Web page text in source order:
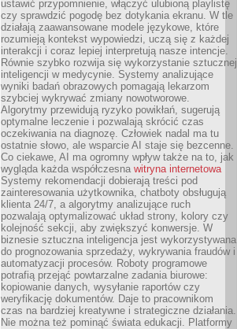
ustawić przypomnienie, włączyć ulubioną playlistę
czy sprawdzić pogodę bez dotykania ekranu. W tle
działają zaawansowane modele językowe, które
rozumieją kontekst wypowiedzi, uczą się z każdej
interakcji i coraz lepiej interpretują nasze intencje.
Równie szybko rozwija się wykorzystanie sztucznej
inteligencji w medycynie. Systemy analizujące
wyniki badań obrazowych pomagają lekarzom
szybciej wykrywać zmiany nowotworowe.
Algorytmy przewidują ryzyko powikłań, sugerują
optymalne leczenie i pozwalają skrócić czas
oczekiwania na diagnozę. Człowiek nadal ma tu
ostatnie słowo, ale wsparcie AI staje się bezcenne.
Co ciekawe, AI ma ogromny wpływ także na to, jak
wygląda każda współczesna witryna internetowa
Systemy rekomendacji dobierają treści pod
zainteresowania użytkownika, chatboty obsługują
klienta 24/7, a algorytmy analizujące ruch
pozwalają optymalizować układ strony, kolory czy
kolejność sekcji, aby zwiększyć konwersje. W
biznesie sztuczna inteligencja jest wykorzystywana
do prognozowania sprzedaży, wykrywania fraudów i
automatyzacji procesów. Roboty programowe
potrafią przejąć powtarzalne zadania biurowe:
kopiowanie danych, wysyłanie raportów czy
weryfikację dokumentów. Daje to pracownikom
czas na bardziej kreatywne i strategiczne działania.
Nie można też pominąć świata edukacji. Platformy